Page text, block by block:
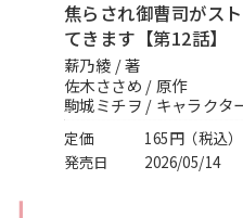
Miacomics
BLUEMOON Novels
ペタル
全作品ジャンル一覧へ
PurComics募集情報
書店様向け試し読み・POPダウ
ご感想・
焦らされ御曹司がス
てきます【第12話】
薪乃綾 / 著
佐木ささめ / 原作
駒城ミチヲ / キャラクタ
定価
165円（税込）
発売日
2026/05/14